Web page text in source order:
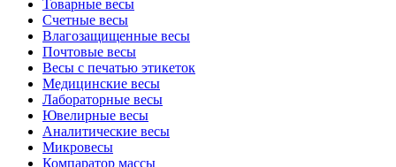
Товарные весы
Счетные весы
Влагозащищенные весы
Почтовые весы
Весы с печатью этикеток
Медицинские весы
Лабораторные весы
Ювелирные весы
Аналитические весы
Микровесы
Компаратор массы